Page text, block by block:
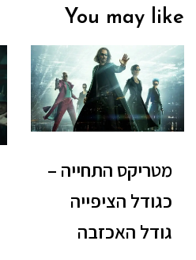
You may like
מטריקס התחייה –
כגודל הציפייה
גודל האכזבה